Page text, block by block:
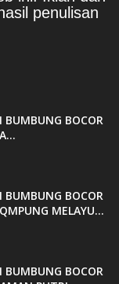
penulisan
BUMBUNG BOCOR
BUMBUNG BOCOR
MELAYU...
BUMBUNG BOCOR